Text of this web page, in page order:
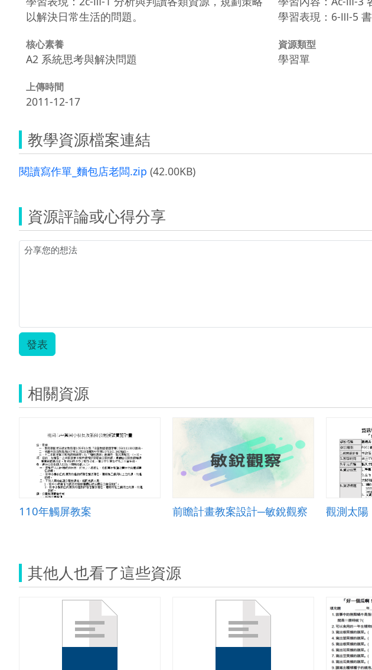
以解決日常生活的問題。
學習表現：6-Ⅲ-5
核心素養
A2 系統思考與解決問題
資源類型
學習單
上傳時間
2011-12-17
教學資源檔案連結
閱讀寫作單_麵包店老闆.zip (42.00KB)
資源評論或心得分享
發表
相關資源
110年觸屏教案 前瞻計畫教案設計─敏銳觀察 觀測太陽
其他人也看了這些資源